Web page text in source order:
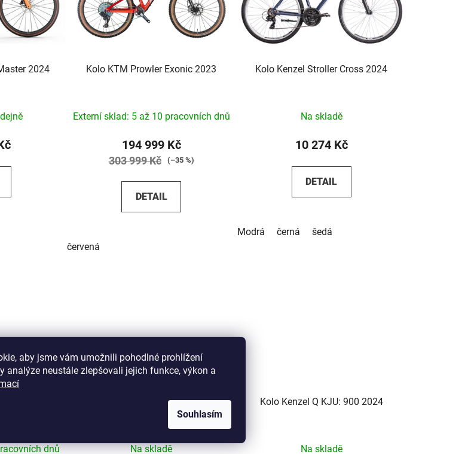
aby jsme vám umožnili pohodlné prohlížení
analýze neustále zlepšovali jejich funkce, výkon a
Souhlasím
2024 Kolo KTM Prowler Exonic 2023
Externí sklad: 5 až 10 pracovních dnů
194 999 Kč
303 999 Kč (–35 %)
DETAIL
červená
Kolo Kenzel Stroller Cross 2024
Na skladě
10 274 Kč
DETAIL
Modrá černá šedá
Style 2024
dnů
Kolo Kenzel Vulcano 300 SF24
Na skladě
Kolo Kenzel Q KJU: 900 2024
Na skladě